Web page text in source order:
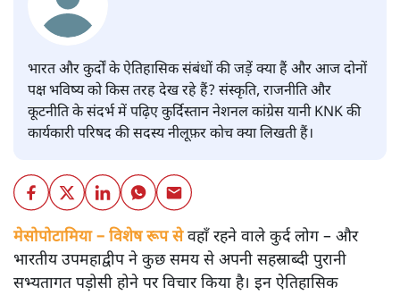
भारत और कुर्दों के ऐतिहासिक संबंधों की जड़ें क्या हैं और आज दोनों
पक्ष भविष्य को किस तरह देख रहे हैं? संस्कृति, राजनीति और
कूटनीति के संदर्भ में पढ़िए कुर्दिस्तान नेशनल कांग्रेस यानी KNK की
कार्यकारी परिषद की सदस्य नीलूफ़र कोच क्या लिखती हैं।
मेसोपोटामिया – विशेष रूप सेवहाँ रहने वाले कुर्द लोग – और
भारतीय उपमहाद्वीप ने कुछ समय से अपनी सहस्राब्दी पुरानी
सभ्यतागत पड़ोसी होने पर विचार किया है। इन ऐतिहासिक